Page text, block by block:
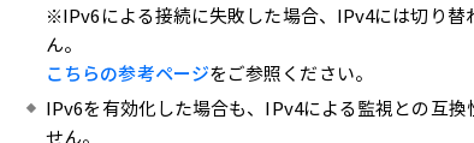
※IPv6による接続に失敗した場合、IPv4には切り替
ん。
こちらの参考ページをご参照ください。
IPv6を有効化した場合も、IPv4による監視との互換
せん。